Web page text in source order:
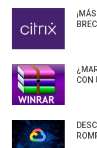
CON